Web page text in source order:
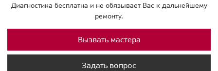
Диагностика бесплатна и не обязывает Вас к дальнейшему
ремонту.
Вызвать мастера
Задать вопрос